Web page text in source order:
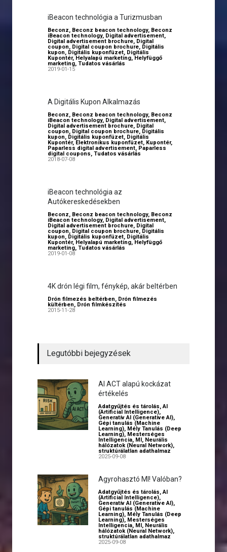
iBeacon technológia a Turizmusban
Beconz, Beconz beacon technology, Beconz
iBeacon technology, Digital advertisement,
Digital advertisement brochure, Digital
coupon, Digital coupon brochure, Digitális
kupon, Digitális kuponfüzet, Digitális
Kupontér, Helyalapú marketing, Helyfüggő
marketing, Tudatos vásárlás
2019-01-15
A Digitális Kupon Alkalmazás
Beconz, Beconz beacon technology, Beconz
iBeacon technology, Digital advertisement,
Digital advertisement brochure, Digital
coupon, Digital coupon brochure, Digitális
kupon, Digitális kuponfüzet, Digitális
Kupontér, Elektronikus kuponfüzet, Kupontér,
Paparless digital advertisement, Paparless
digital coupons, Tudatos vásárlás
2018-07-08
iBeacon technológia az
Autókereskedésekben
Beconz, Beconz beacon technology, Beconz
iBeacon technology, Digital advertisement,
Digital advertisement brochure, Digital
coupon, Digital coupon brochure, Digitális
kupon, Digitális kuponfüzet, Digitális
Kupontér, Helyalapú marketing, Helyfüggő
marketing, Tudatos vásárlás
2019-01-08
4K drón légi film, fénykép, akár beltérben
Drón filmezés beltérben, Drón filmezés
kültérben, Drón filmkészítés
2015-11-28
Legutóbbi bejegyzések
AI ACT alapú kockázat
értékelés
Adatgyűjtés és tárolás,AI
(Artificial Intelligence),
Generatív AI (Generative AI),
Gépi tanulás (Machine
Learning), Mély Tanulás (Deep
Learning), Mesterséges
Intelligencia, MI, Neurális
hálózatok (Neural Network),
struktúrálatlan adathalmaz
2025-09-08
Agyrohasztó MI! Valóban?
Adatgyűjtés és tárolás,AI
(Artificial Intelligence),
Generatív AI (Generative AI),
Gépi tanulás (Machine
Learning), Mély Tanulás (Deep
Learning), Mesterséges
Intelligencia, MI, Neurális
hálózatok (Neural Network),
struktúrálatlan adathalmaz
2025-09-08